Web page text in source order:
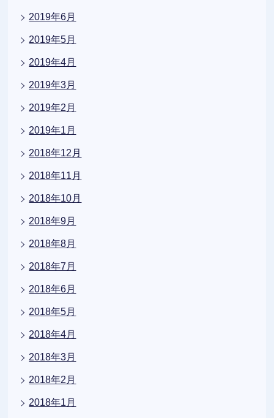
2019年6月
2019年5月
2019年4月
2019年3月
2019年2月
2019年1月
2018年12月
2018年11月
2018年10月
2018年9月
2018年8月
2018年7月
2018年6月
2018年5月
2018年4月
2018年3月
2018年2月
2018年1月